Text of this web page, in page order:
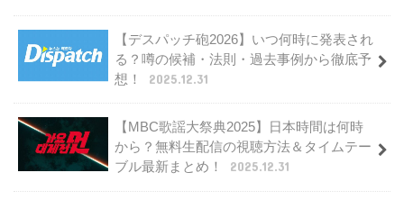
【デスパッチ砲2026】いつ何時に発表され
る？噂の候補・法則・過去事例から徹底予
想！
2025.12.31
【MBC歌謡大祭典2025】日本時間は何時
から？無料生配信の視聴方法＆タイムテー
ブル最新まとめ！
2025.12.31